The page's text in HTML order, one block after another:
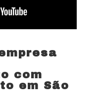
com
em São